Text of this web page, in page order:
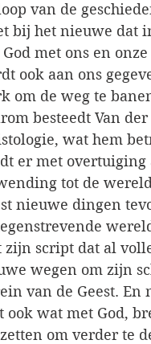
van de
bij het nieuwe dat
God met ons en
ook aan ons
om de weg te
besteedt Van
wat hem
er met overtuiging
tot de
nieuwe dingen
zijn script dat al
wegen om zijn
van de Geest. En
ook wat met God,
om verder te